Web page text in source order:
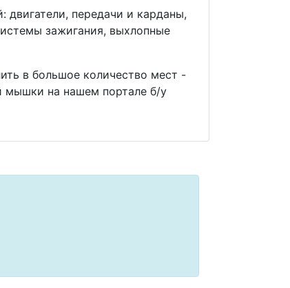
двигатели, передачи и карданы,
зажигания, выхлопные
в большое количество мест -
мышки на нашем портале б/у